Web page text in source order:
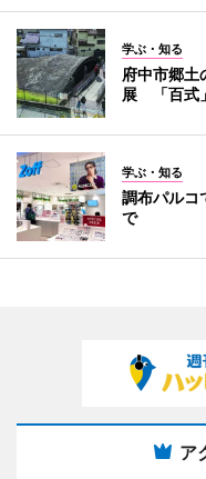
学ぶ・知る
府中市郷土
展 「百式
学ぶ・知る
調布パル
で
ア